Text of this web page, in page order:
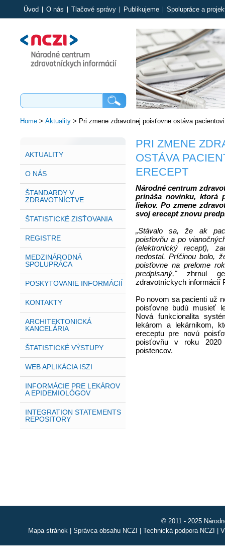
Úvod O nás Tlačové správy Publikujeme Spolupráce a
Home> Aktuality> Pri zmene zdravotnej poisťovne ostáva
AKTUALITY
O NÁS
ŠTANDARDY V
ZDRAVOTNÍCTVE
ŠTATISTICKÉ ZISŤOVANIA
REGISTRE
MEDZINÁRODNÁ
SPOLUPRÁCA
POSKYTOVANIE INFORMÁCIÍ
KONTAKTY
ARCHITEKTONICKÁ
KANCELÁRIA
ŠTATISTICKÉ VÝSTUPY
WEB APLIKÁCIA ISZI
INFORMÁCIE PRE LEKÁROV
A EPIDEMIOLÓGOV
INTEGRATION STATEMENTS
REPOSITORY
PRI ZMENE
OSTÁVA
ERECEPT
Národné centrum
prináša novinku, ktorá
liekov. Po zmene
svoj erecept znovu
„Stávalo sa, že ak
poisťovňu a po
(elektronický recept),
nedostal. Príčinou bolo,
poisťovne na prelome
predpísaný,"zhrnul
zdravotníckych informácií
Po novom sa pacienti už
poisťovne budú musieť
Nová funkcionalita
lekárom a lekárnikom,
ereceptu pre novú
poisťovňu v roku
poistencov.
© 2011 - 2025
Mapa stránok| Správca obsahu NCZI Technická podpora NCZI